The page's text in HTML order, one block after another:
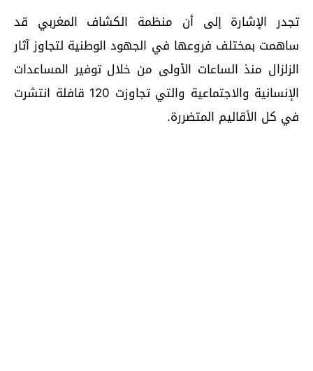
تجدر الإشارة إلى أن منظمة الكشاف المغربي قد
ساهمت بمختلف فروعها في الجهود الوطنية لتجاوز آثار
الزلزال منذ الساعات الأولى من خلال توفير المساعدات
الإنسانية والاجتماعية والتي تجاوزت 120 قافلة انتشرت
في كل الأقاليم المتضررة.